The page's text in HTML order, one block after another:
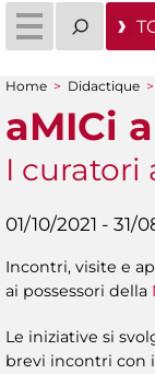
You are
Home > Didactique >
aMICi
I curatori
01/10/2021 - 31/
Incontri, visite e
ai possessori della
Le iniziative si
brevi incontri con